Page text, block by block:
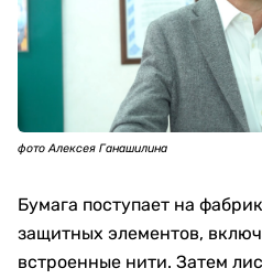
фото Алексея Ганашилина
Бумага поступает на
защитных элементов,
встроенные нити. Затем